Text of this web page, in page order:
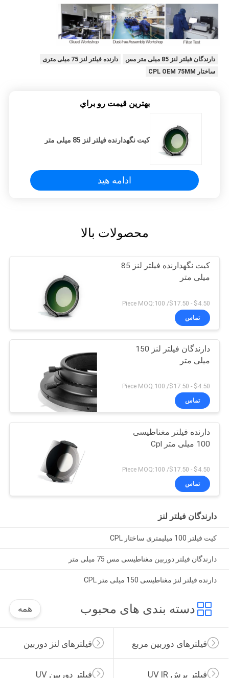
دارندگان فیلتر لنز 85 میلی متر مس
دارنده فیلتر لنز 75 میلی متری
ساختار CPL OEM 75MM
بهترين قيمت رو براي
کیت نگهدارنده فیلتر لنز 85 میلی متر
ادامه هید
محصولات بالا
کیت نگهدارنده فیلتر لنز 85
میلی متر
$4.50 - $17.50/ Piece MOQ:100
تماس
دارندگان فیلتر لنز 150
میلی متر
$4.50 - $17.50/ Piece MOQ:100
تماس
دارنده فیلتر مغناطیسی
100 میلی متر Cpl
$4.50 - $17.50/ Piece MOQ:100
تماس
دارندگان فیلتر لنز
کیت فیلتر 100 میلیمتری ساختار CPL
دارندگان فیلتر دوربین مغناطیسی مس 75 میلی متر
دارنده فیلتر لنز مغناطیسی 150 میلی متر CPL
دسته بندی های محبوب همه
فیلترهای لنز دوربین فیلترهای دوربین مربع
فیلتر دوربین UV فیلتر برش UV IR